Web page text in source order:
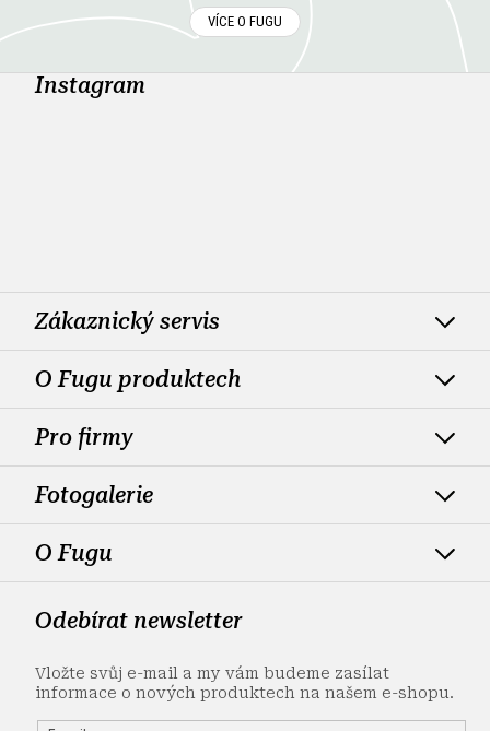
VÍCE O FUGU
Instagram
Zákaznický servis
O Fugu produktech
Pro firmy
Fotogalerie
O Fugu
Odebírat newsletter
Vložte svůj e-mail a my vám budeme zasílat
informace o nových produktech na našem e-shopu.